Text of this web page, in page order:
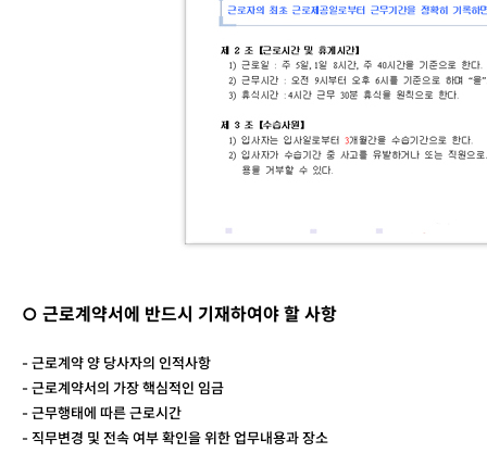
○ 근로계약서에 반드시 기재하여야 할 사항
- 근로계약 양 당사자의 인적사항
- 근로계약서의 가장 핵심적인 임금
- 근무행태에 따른 근로시간
- 직무변경 및 전속 여부 확인을 위한 업무내용과 장소